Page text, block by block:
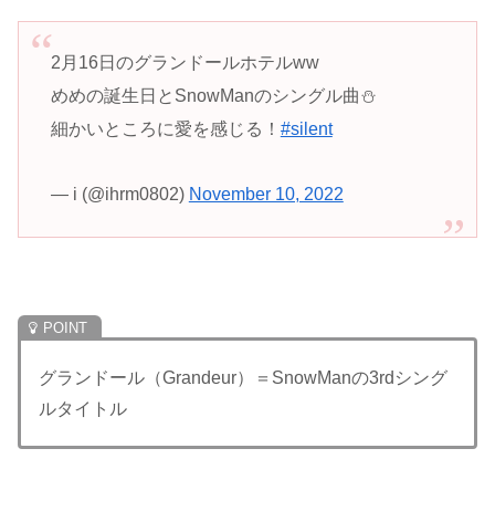
2月16日のグランドールホテルww
めめの誕生日とSnowManのシングル曲⛄️
細かいところに愛を感じる！ #silent
— i (@ihrm0802) November 10, 2022
グランドール（Grandeur）＝SnowManの3rdシング
ルタイトル